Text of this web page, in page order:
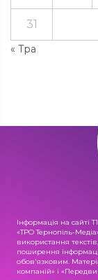
« Тра
31
Інформація на сайті
«ТРО Тернопіль-
використання
поширення
обов'язковим.
компаній» і